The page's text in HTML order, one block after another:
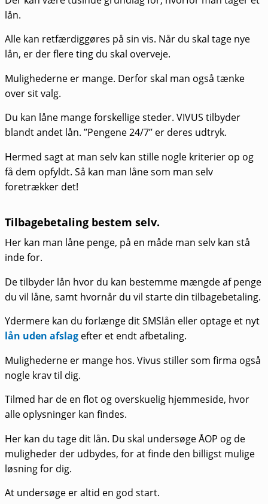
lån.
Alle kan retfærdiggøres på sin vis. Når du skal tage nye
lån, er der flere ting du skal overveje.
Mulighederne er mange. Derfor skal man også tænke
over sit valg.
Du kan låne mange forskellige steder. VIVUS tilbyder
blandt andet lån. ’’Pengene 24/7’’ er deres udtryk.
Hermed sagt at man selv kan stille nogle kriterier op og
få dem opfyldt. Så kan man låne som man selv
foretrækker det!
Tilbagebetaling bestem selv.
Her kan man låne penge, på en måde man selv kan stå
inde for.
De tilbyder lån hvor du kan bestemme mængde af penge
du vil låne, samt hvornår du vil starte din tilbagebetaling.
Ydermere kan du forlænge dit SMSlån eller optage et nyt
lån uden afslag efter et endt afbetaling.
Mulighederne er mange hos. Vivus stiller som firma også
nogle krav til dig.
Tilmed har de en flot og overskuelig hjemmeside, hvor
alle oplysninger kan findes.
Her kan du tage dit lån. Du skal undersøge ÅOP og de
muligheder der udbydes, for at finde den billigst mulige
løsning for dig.
At undersøge er altid en god start.